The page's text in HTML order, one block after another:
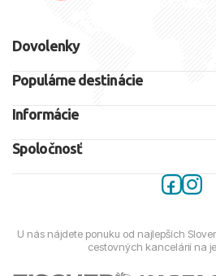
Dovolenky
Populárne destinácie
Informácie
Spoločnosť
U nás nájdete ponuku od najlepších
cestovných kancelárií na